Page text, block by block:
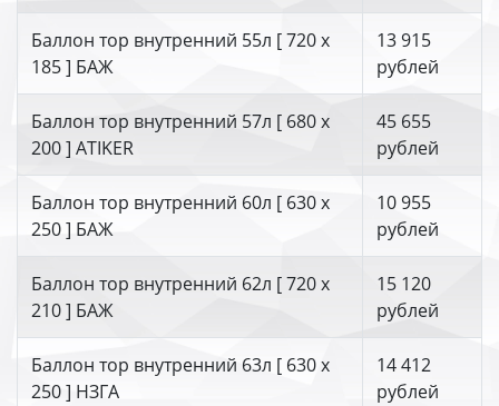
Баллон тор внутренний 55л [ 720 х
185 ] БАЖ
13 915
рублей
Баллон тор внутренний 57л [ 680 х
200 ] ATIKER
45 655
рублей
Баллон тор внутренний 60л [ 630 х
250 ] БАЖ
10 955
рублей
Баллон тор внутренний 62л [ 720 х
210 ] БАЖ
15 120
рублей
Баллон тор внутренний 63л [ 630 х
250 ] НЗГА
14 412
рублей